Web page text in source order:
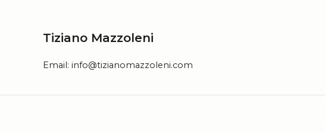
Tiziano Mazzoleni
Email: info@tizianomazzoleni.com